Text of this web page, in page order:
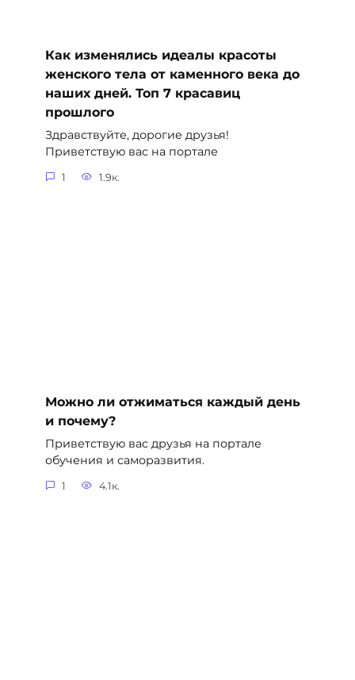
Как изменялись идеалы красоты
женского тела от каменного века до
наших дней. Топ 7 красавиц
прошлого
Здравствуйте, дорогие друзья!
Приветствую вас на портале
1 1.9к.
Можно ли отжиматься каждый день
и почему?
Приветствую вас друзья на портале
обучения и саморазвития.
1 4.1к.